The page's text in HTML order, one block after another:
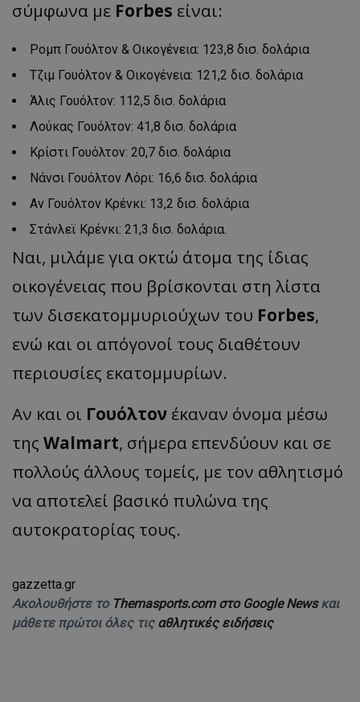
σύμφωνα με Forbes είναι:
Ρομπ Γουόλτον & Οικογένεια: 123,8 δισ. δολάρια
Τζιμ Γουόλτον & Οικογένεια: 121,2 δισ. δολάρια
Άλις Γουόλτον: 112,5 δισ. δολάρια
Λούκας Γουόλτον: 41,8 δισ. δολάρια
Κρίστι Γουόλτον: 20,7 δισ. δολάρια
Νάνσι Γουόλτον Λόρι: 16,6 δισ. δολάρια
Αν Γουόλτον Κρένκι: 13,2 δισ. δολάρια
Στάνλεϊ Κρένκι: 21,3 δισ. δολάρια.
Ναι, μιλάμε για οκτώ άτομα της ίδιας
οικογένειας που βρίσκονται στη λίστα
των δισεκατομμυριούχων του Forbes,
ενώ και οι απόγονοί τους διαθέτουν
περιουσίες εκατομμυρίων.
Αν και οι Γουόλτον έκαναν όνομα μέσω
της Walmart, σήμερα επενδύουν και σε
πολλούς άλλους τομείς, με τον αθλητισμό
να αποτελεί βασικό πυλώνα της
αυτοκρατορίας τους.
gazzetta.gr
Ακολουθήστε το Themasports.com στο Google Newsκαι
μάθετε πρώτοι όλες τις αθλητικές ειδήσεις